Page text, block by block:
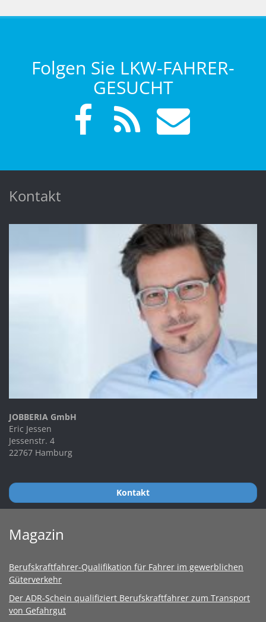
Folgen Sie LKW-FAHRER-
GESUCHT
Kontakt
JOBBERIA GmbH
Eric Jessen
Jessenstr. 4
22767 Hamburg
Kontakt
Magazin
Berufskraftfahrer-Qualifikation für Fahrer im gewerblichen
Güterverkehr
Der ADR-Schein qualifiziert Berufskraftfahrer zum Transport
von Gefahrgut